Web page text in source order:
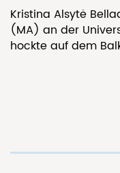
Kristina Alsytė
(MA) an der
hockte auf dem